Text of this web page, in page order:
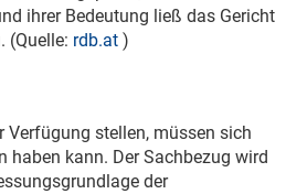
ihrer Bedeutung ließ das Gericht
(Quelle: rdb.at )
Verfügung stellen, müssen sich
haben kann. Der Sachbezug wird
der